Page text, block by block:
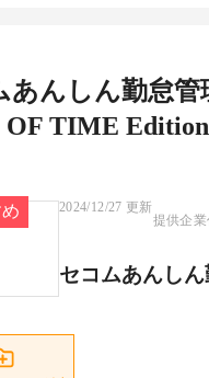
あんしん勤怠管
TIME Edition
2024/12/27 更新
提供企
セコムあんし